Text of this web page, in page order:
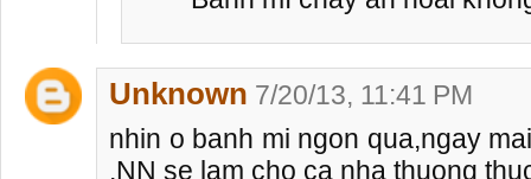
Unknown 7/20/13, 11:41 PM
nhin o banh mi ngon qua,ngay
,NN se lam cho ca nha thuong